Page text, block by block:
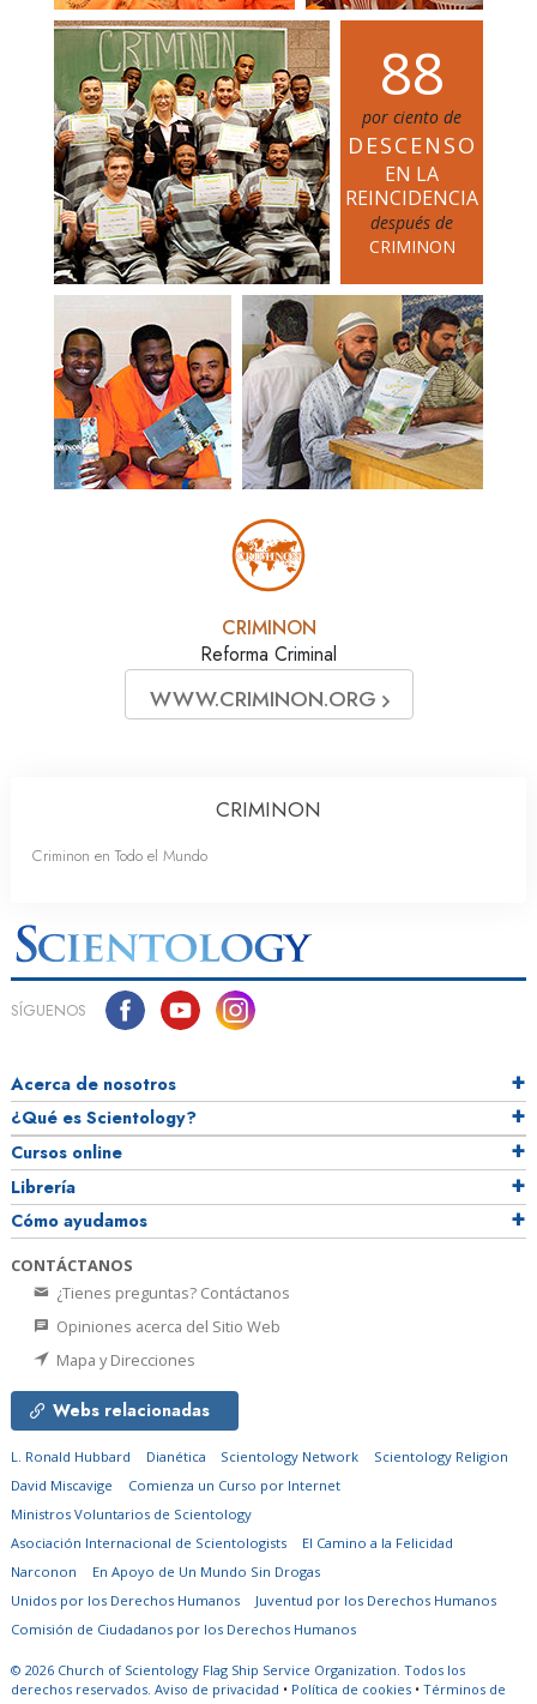
88
por ciento de
DESCENSO
EN LA
REINCIDENCIA
después de
CRIMINON
CRIMINON
Reforma Criminal
WWW.CRIMINON.ORG
CRIMINON
Criminon en Todo el Mundo
SÍGUENOS
Acerca de nosotros
¿Qué es Scientology?
Cursos online
Librería
Cómo ayudamos
CONTÁCTANOS
¿Tienes preguntas? Contáctanos
Opiniones acerca del Sitio Web
Mapa y Direcciones
Webs relacionadas
L. Ronald Hubbard Dianética Scientology Network
Scientology Religion
David Miscavige
Comienza un Curso por Internet
Ministros Voluntarios de Scientology
Asociación Internacional de Scientologists
El Camino a la Felicidad
Narconon
En Apoyo de Un Mundo Sin Drogas
Unidos por los Derechos Humanos
Juventud por los Derechos Humanos
Comisión de Ciudadanos por los Derechos Humanos
© 2026 Church of Scientology Flag Ship Service Organization. Todos los
derechos reservados. Aviso de privacidad • Política de cookies • Términos de